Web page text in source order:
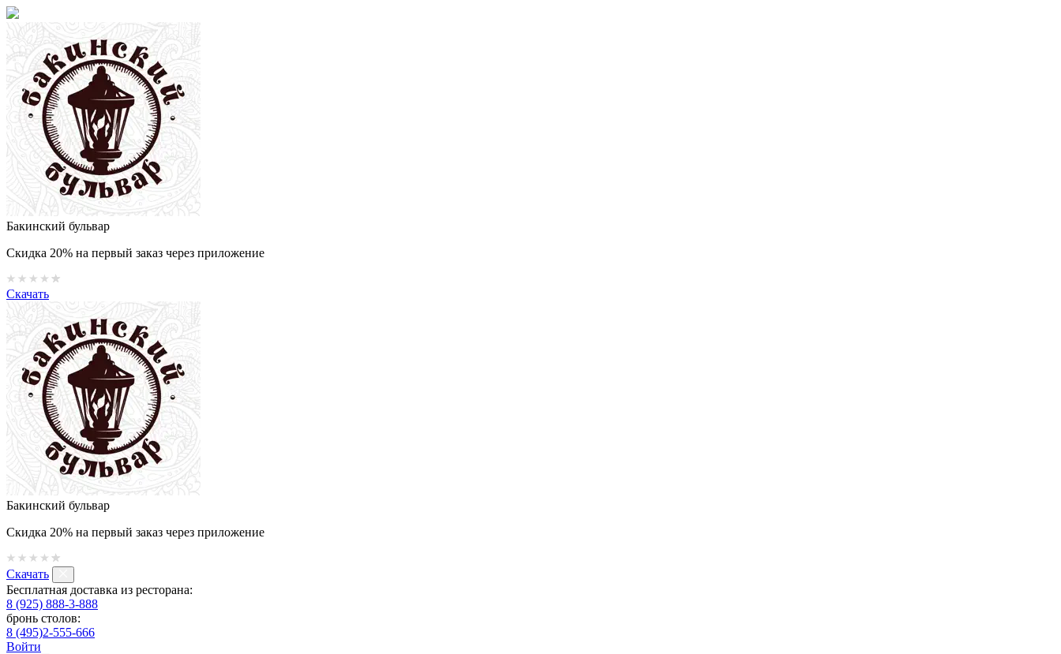
Бакинский бульвар
Скидка 20% на первый заказ через приложение
Скачать
Бакинский бульвар
Скидка 20% на первый заказ через приложение
Скачать
Бесплатная доставка из ресторана:
8 (925) 888-3-888
бронь столов:
8 (495)2-555-666
Войти